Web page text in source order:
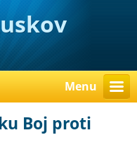
Menu
Boj proti